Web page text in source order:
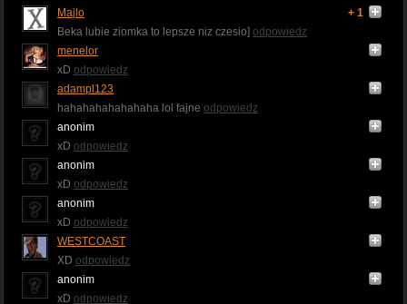
Majlo
+ 1
Beka lubie ziomka to lepsze niz czesio] odpowiedz
menelor
xD odpowiedz
adampl123
hahahahahahahaha lol fajne odpowiedz
anonim
xD odpowiedz
anonim
xD odpowiedz
anonim
xD odpowiedz
WESTCOAST
XD odpowiedz
anonim
xD odpowiedz